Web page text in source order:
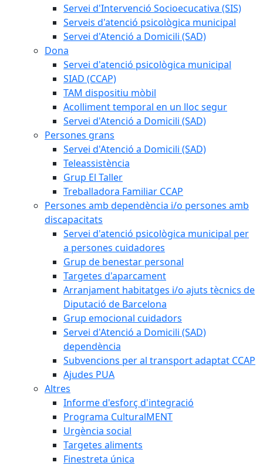
Servei d'Intervenció Socioecucativa (SIS)
Serveis d'atenció psicològica municipal
Servei d'Atenció a Domicili (SAD)
Dona
Servei d'atenció psicològica municipal
SIAD (CCAP)
TAM dispositiu mòbil
Acolliment temporal en un lloc segur
Servei d'Atenció a Domicili (SAD)
Persones grans
Servei d'Atenció a Domicili (SAD)
Teleassistència
Grup El Taller
Treballadora Familiar CCAP
Persones amb dependència i/o persones amb
discapacitats
Servei d'atenció psicològica municipal per
a persones cuidadores
Grup de benestar personal
Targetes d'aparcament
Arranjament habitatges i/o ajuts tècnics de
Diputació de Barcelona
Grup emocional cuidadors
Servei d'Atenció a Domicili (SAD)
dependència
Subvencions per al transport adaptat CCAP
Ajudes PUA
Altres
Informe d'esforç d'integració
Programa CulturalMENT
Urgència social
Targetes aliments
Finestreta única